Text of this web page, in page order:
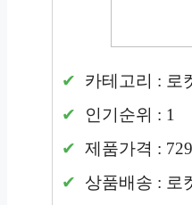
카테고리 : 로
인기순위 : 1
제품가격 :
상품배송 : 로